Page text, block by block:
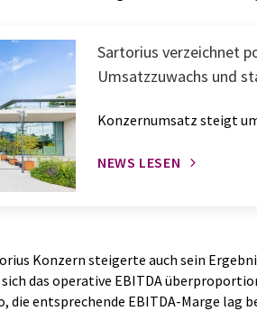
Sartorius verzeichnet
Umsatzzuwachs und
Konzernumsatz steigt
NEWS LESEN
Konzern steigerte auch sein
das operative EBITDA
die entsprechende EBITDA-Marge lag